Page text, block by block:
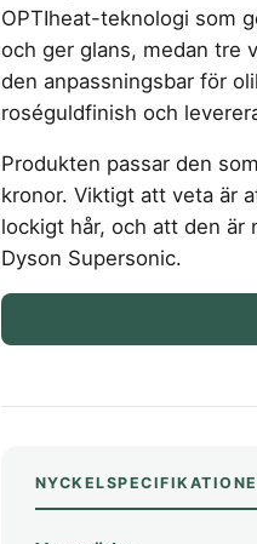
OPTIheat-teknologi som
och ger glans, medan tre
den anpassningsbar för
roséguldfinish och
Produkten passar den
kronor. Viktigt att veta är
lockigt hår, och att den är
Dyson Supersonic.